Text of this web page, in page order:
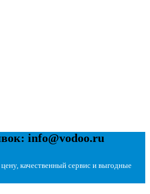
info@vodoo.ru
качественный сервис и выгодные